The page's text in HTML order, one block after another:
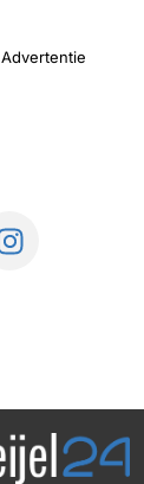
Advertentie